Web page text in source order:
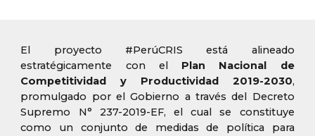
El proyecto #PerúCRIS está alineado
estratégicamente con el Plan Nacional de
Competitividad y Productividad 2019-2030,
promulgado por el Gobierno a través del Decreto
Supremo N° 237-2019-EF, el cual se constituye
como un conjunto de medidas de política para